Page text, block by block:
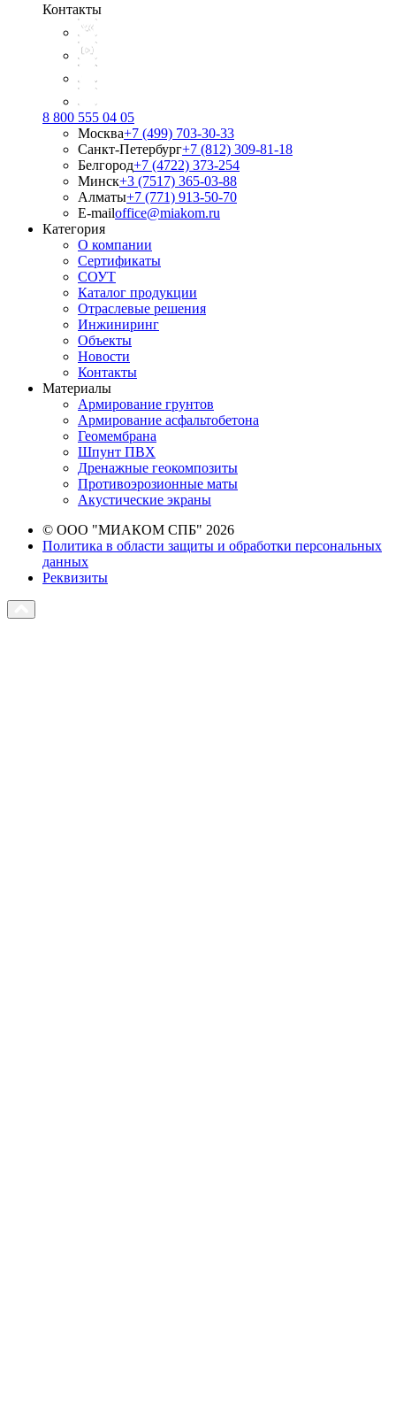
Контакты
8 800 555 04 05
Москва+7 (499) 703-30-33
Санкт-Петербург+7 (812) 309-81-18
Белгород+7 (4722) 373-254
Минск+3 (7517) 365-03-88
Алматы+7 (771) 913-50-70
E-mailoffice@miakom.ru
Категория
О компании
Сертификаты
СОУТ
Каталог продукции
Отраслевые решения
Инжиниринг
Объекты
Новости
Контакты
Материалы
Армирование грунтов
Армирование асфальтобетона
Геомембрана
Шпунт ПВХ
Дренажные геокомпозиты
Противоэрозионные маты
Акустические экраны
© ООО "МИАКОМ СПБ" 2026
Политика в области защиты и обработки персональных
данных
Реквизиты